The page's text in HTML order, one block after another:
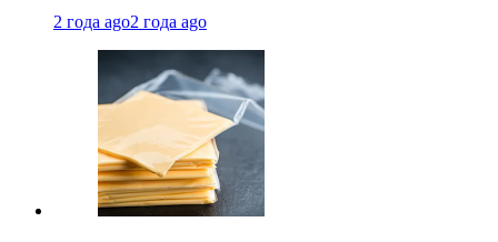
2 года ago2 года ago